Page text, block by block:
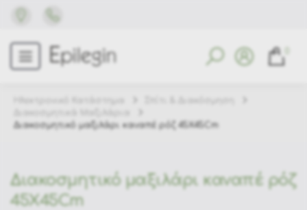
Διακοσμητικό μαξιλάρι καναπέ ρόζ 45X45Cm
Διακοσμητικό μαξιλάρι καναπέ ρόζ
45X45Cm